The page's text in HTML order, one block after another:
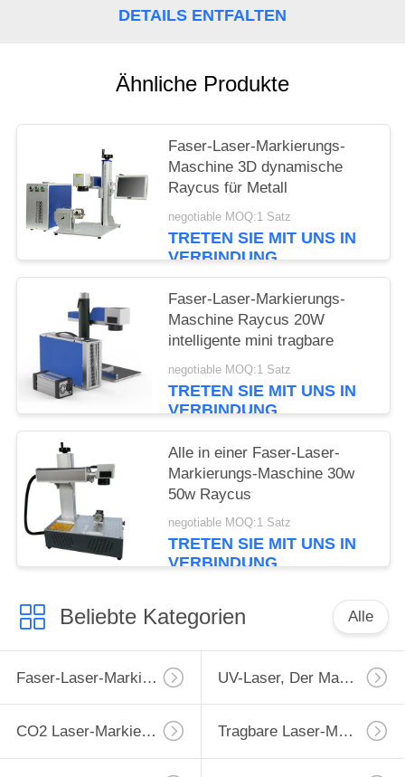
DETAILS ENTFALTEN
Ähnliche Produkte
Faser-Laser-Markierungs-
Maschine 3D dynamische
Raycus für Metall
negotiable MOQ:1 Satz
TRETEN SIE MIT UNS IN
VERBINDUNG
Faser-Laser-Markierungs-
Maschine Raycus 20W
intelligente mini tragbare
negotiable MOQ:1 Satz
TRETEN SIE MIT UNS IN
VERBINDUNG
Alle in einer Faser-Laser-
Markierungs-Maschine 30w
50w Raycus
negotiable MOQ:1 Satz
TRETEN SIE MIT UNS IN
VERBINDUNG
Beliebte Kategorien Alle
Faser-Laser-Markierungs-Maschine UV-Laser, Der Maschine Markiert
CO2 Laser-Markierungs-Maschine Tragbare Laser-Markierungs-Maschine